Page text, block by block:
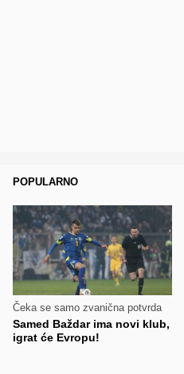
POPULARNO
Čeka se samo zvanična potvrda
Samed Baždar ima novi klub,
igrat će Evropu!